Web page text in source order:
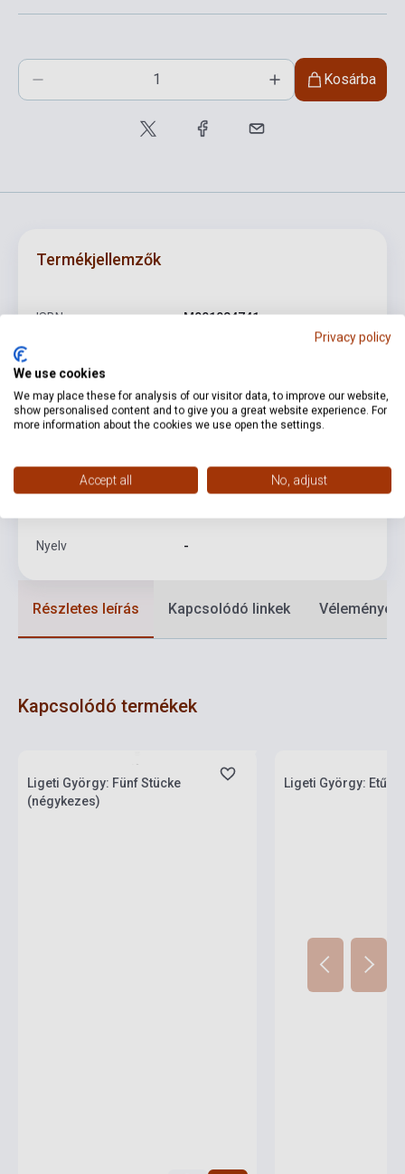
Kosárba
Termékjellemzők
ISBN M001084741
Oldalszám
Kötés Puhakötés
Kiadási év
Nyelv -
Részletes leírás Kapcsolódó linkek Vélemények
Kapcsolódó termékek
Ligeti György: Fünf Stücke
(négykezes)
Ligeti György:
Privacy policy
We use cookies
We may place these for analysis of our visitor data, to improve our website,
show personalised content and to give you a great website experience. For
more information about the cookies we use open the settings.
Accept all No, adjust